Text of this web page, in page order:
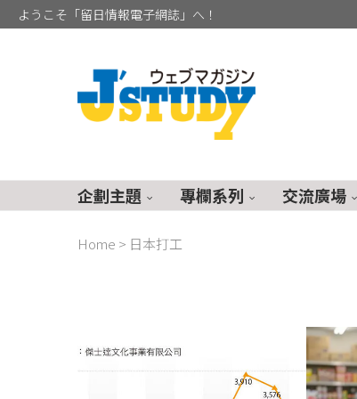
ようこそ「留日情報電子網誌」へ！
企劃主題 專欄系列 交流廣場
Home > 日本打工